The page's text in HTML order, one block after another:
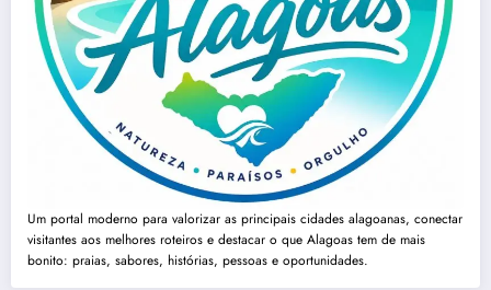
Um portal moderno para valorizar as principais cidades alagoanas, conectar
visitantes aos melhores roteiros e destacar o que Alagoas tem de mais
bonito: praias, sabores, histórias, pessoas e oportunidades.